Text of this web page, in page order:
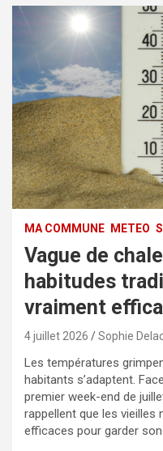
MA COMMUNE METEO
Vague de
habitudes
vraiment
4 juillet 2026 Sophie
Les températures
habitants s’adaptent.
premier week-end de
rappellent que les
efficaces pour garder